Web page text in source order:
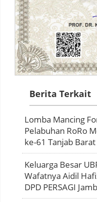
Berita Terkait
Lomba Mancing
Pelabuhan RoRo
ke-61 Tanjab Barat
Keluarga Besar
Wafatnya Aidil
DPD PERSAGI